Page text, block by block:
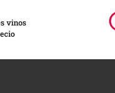
vinos